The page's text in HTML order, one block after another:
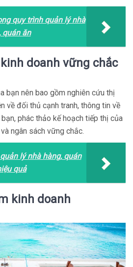
quy trình quản lý nhà
quán ăn
doanh vững chắc
bạn nên bao gồm nghiên cứu thị
về đối thủ cạnh tranh, thông tin về
phác thảo kế hoạch tiếp thị của
ngân sách vững chắc.
lý nhà hàng, quán
quả
kinh doanh